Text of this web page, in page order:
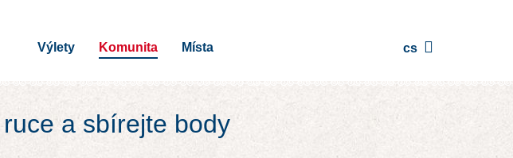
cs
Výlety Komunita Místa
a sbírejte body